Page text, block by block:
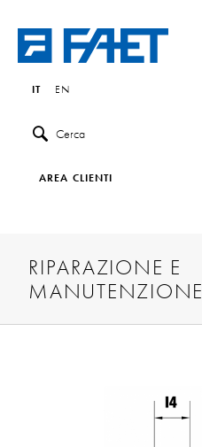
IT EN
Cerca
AREA CLIENTI
RIPARAZIONE E
MANUTENZIONE